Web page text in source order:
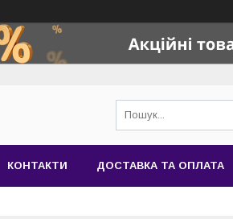
КОНТАКТИ ДОСТАВКА ТА ОПЛАТА